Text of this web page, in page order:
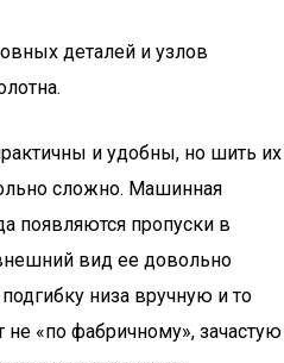
деталей и узлов
и удобны, но шить их
сложно. Машинная
появляются пропуски в
вид ее довольно
низа вручную и то
«по фабричному», зачастую